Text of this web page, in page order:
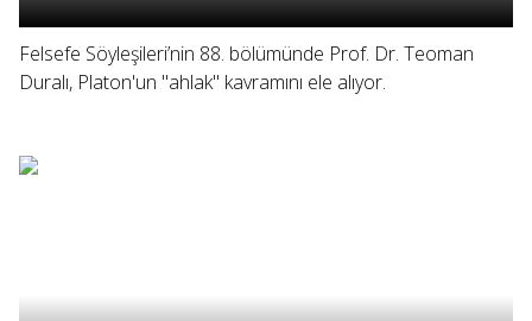
Felsefe Söyleşileri’nin 88. bölümünde Prof. Dr. Teoman
Duralı, Platon'un "ahlak" kavramını ele alıyor.